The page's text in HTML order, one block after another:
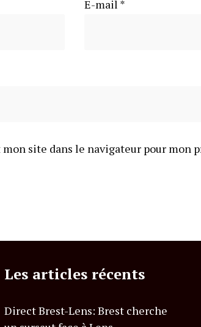
E-mail *
site dans le navigateur pour mon
Les articles récents
Direct Brest-Lens: Brest cherche